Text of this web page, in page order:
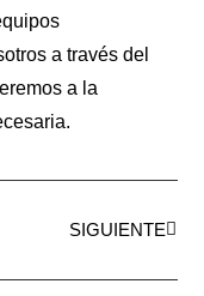
a través del
a la
SIGUIENTE